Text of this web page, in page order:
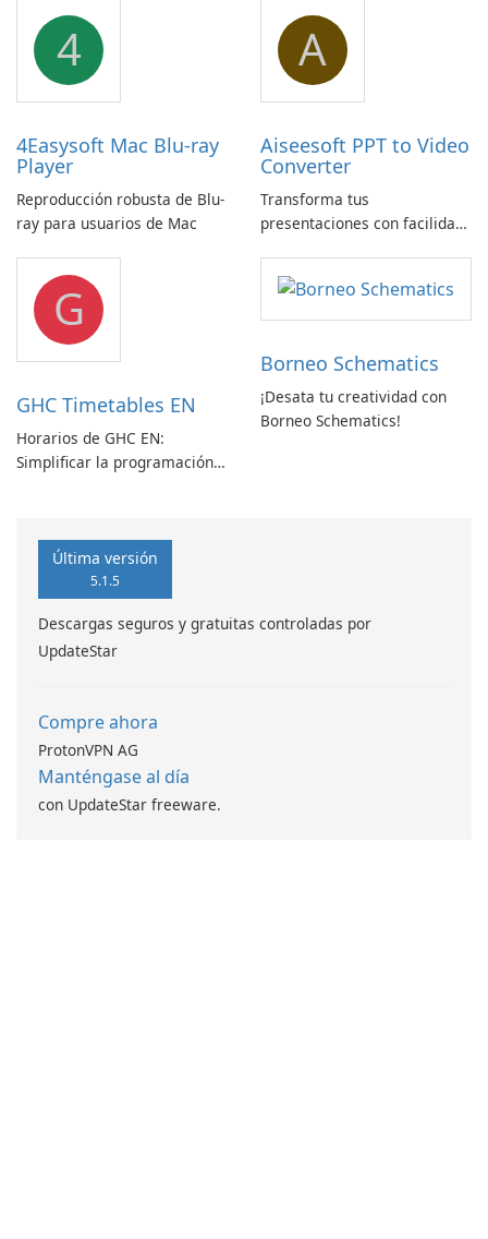
dispositivos
GmbH!
4
4Easysoft Mac Blu-ray
Player
Reproducción robusta de Blu-
ray para usuarios de Mac
A
Aiseesoft PPT to Video
Converter
Transforma tus
presentaciones con facilidad
Convertidor de Vídeo
G
GHC Timetables EN
Horarios de GHC EN:
Simplificar la programación
Borneo Schematics
¡Desata tu creatividad con
Borneo Schematics!
Última versión
5.1.5
Descargas seguros y gratuitas controladas por
UpdateStar
Compre ahora
ProtonVPN AG
Manténgase al día
con UpdateStar freeware.